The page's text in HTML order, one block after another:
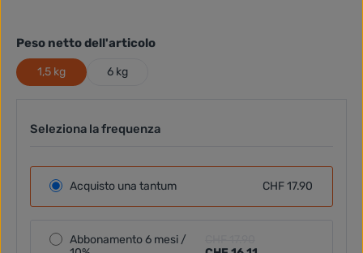
Peso netto dell'articoloselezionare
1,5 kg 6 kg
Seleziona la frequenza
Acquisto una tantum CHF 17.90
Abbonamento 6 mesi /